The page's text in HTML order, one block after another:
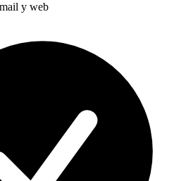
y web